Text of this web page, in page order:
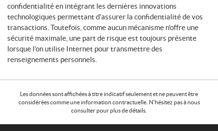
confidentialité en intégrant les dernières innovations
technologiques permettant d’assurer la confidentialité de vos
transactions. Toutefois, comme aucun mécanisme n’offre une
sécurité maximale, une part de risque est toujours présente
lorsque l’on utilise Internet pour transmettre des
renseignements personnels.
Les données sont affichées à titre indicatif seulement et ne peuvent être
considérées comme une information contractuelle. N'hésitez pas à nous
consulter pour plus de détails.